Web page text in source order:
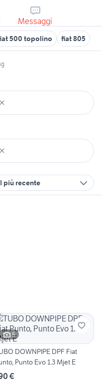
Messaggi
500 topolino fiat 805
più recente
5
DOWNPIPE DPF Fiat
Punto Evo 1.3 Mjet E
€